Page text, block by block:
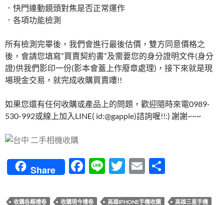
．快門連動鏡頭對焦是否正常運作
．各項功能檢測
所有檢測完畢後，我們會進行最後估價，雙方同意價格之
後，會請您填寫”買賣契約書”及需要您的身分證明文件(身分
證)供我們影印一份(影本會蓋上作廢章處理)，接下來就是現
場現金交易，就完成收購買賣嘍!!
如果您還有任何收購或產品上的問題，歡迎隨時來電0989-
530-992或線上加入LINE( id:@gapple)諮詢喔!!:) 謝謝~~~
Share
F
e
Li
e
T
itt
E
ail
收購各類禮卷 收購現今禮卷 高雄IPHONE手機收購
高雄三星手機